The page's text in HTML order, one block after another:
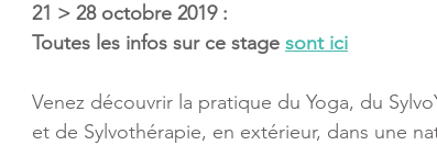
21 > 28 octobre 2019 :
Toutes les infos sur ce stage sont ici
Venez découvrir la pratique du Yoga, du
et de Sylvothérapie, en extérieur, dans une